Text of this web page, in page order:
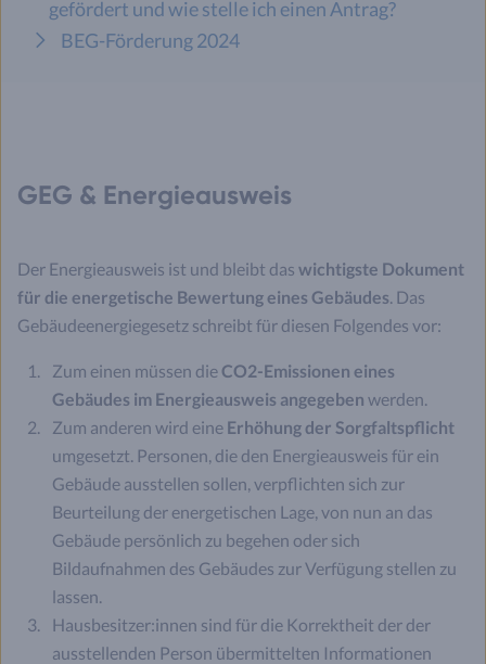
gefördert und wie stelle ich einen Antrag?
BEG-Förderung 2024
GEG & Energieausweis
Der Energieausweis ist und bleibt das wichtigste Dokument
für die energetische Bewertung eines Gebäudes. Das
Gebäudeenergiegesetz schreibt für diesen Folgendes vor:
Zum einen müssen die CO2-Emissionen eines
Gebäudes im Energieausweis angegeben werden.
Zum anderen wird eine Erhöhung der Sorgfaltspflicht
umgesetzt. Personen, die den Energieausweis für ein
Gebäude ausstellen sollen, verpflichten sich zur
Beurteilung der energetischen Lage, von nun an das
Gebäude persönlich zu begehen oder sich
Bildaufnahmen des Gebäudes zur Verfügung stellen zu
lassen.
Hausbesitzer:innen sind für die Korrektheit der der
ausstellenden Person übermittelten Informationen